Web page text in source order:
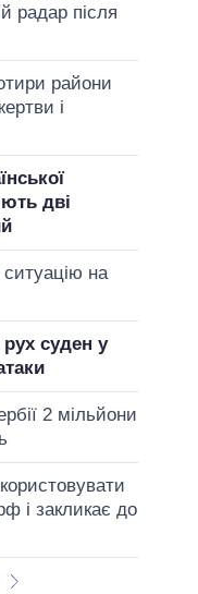
радар після
райони
і
дві
на
суден у
2 мільйони
і закликає до